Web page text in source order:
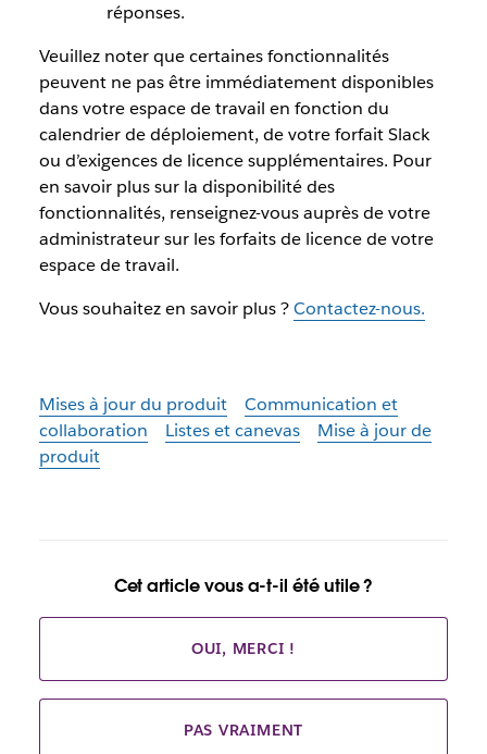
réponses.
Veuillez noter que certaines fonctionnalités
peuvent ne pas être immédiatement disponibles
dans votre espace de travail en fonction du
calendrier de déploiement, de votre forfait Slack
ou d’exigences de licence supplémentaires. Pour
en savoir plus sur la disponibilité des
fonctionnalités, renseignez-vous auprès de votre
administrateur sur les forfaits de licence de votre
espace de travail.
Vous souhaitez en savoir plus ?Contactez-nous.
Mises à jour du produit
Communication et
collaboration
Listes et canevas
Mise à jour de
produit
Cet article vous a-t-il été utile ?
OUI, MERCI !
PAS VRAIMENT